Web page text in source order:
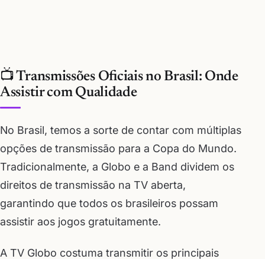
📺 Transmissões Oficiais no Brasil: Onde
Assistir com Qualidade
No Brasil, temos a sorte de contar com múltiplas
opções de transmissão para a Copa do Mundo.
Tradicionalmente, a Globo e a Band dividem os
direitos de transmissão na TV aberta,
garantindo que todos os brasileiros possam
assistir aos jogos gratuitamente.
A TV Globo costuma transmitir os principais